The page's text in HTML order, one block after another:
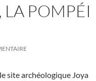
LA POMPÉI
site archéologique Joya